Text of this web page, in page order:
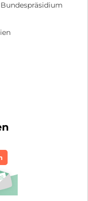
Bundespräsidium